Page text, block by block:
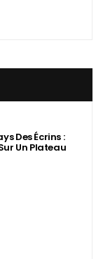
Des Écrins :
Un Plateau